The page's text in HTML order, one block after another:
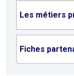
Les métiers
Fiches